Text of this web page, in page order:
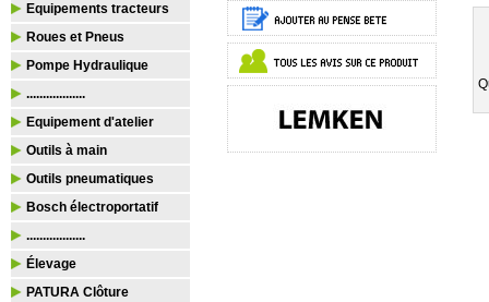
Equipements tracteurs
Roues et Pneus
Pompe Hydraulique
..................
Equipement d'atelier
Outils à main
Outils pneumatiques
Bosch électroportatif
..................
Élevage
PATURA Clôture